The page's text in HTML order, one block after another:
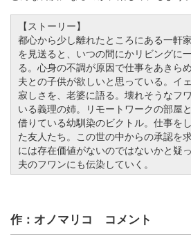
【ストーリー】
都心から少し離れたところにある一軒
を見送ると、いつの間にかリビングに
る。心身の不調が原因で仕事をあきら
夫との子供が欲しいと思っている。イ
寂しさを、老婆に語る。壊れそうなフ
いる義理の姉。リモートワークの部屋
借りている幼馴染のビクトル。仕事を
た友人たち。この世の中からの承認を
には存在価値がないのではないかと疑
夫のフワンにも伝染していく。
作：オノマリコ コメント